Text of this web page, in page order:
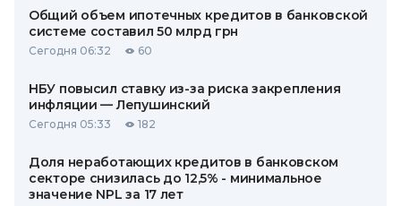
Общий объем ипотечных кредитов в банковской
системе составил 50 млрд грн
Сегодня 06:32 60
НБУ повысил ставку из-за риска закрепления
инфляции — Лепушинский
Сегодня 05:33 182
Доля неработающих кредитов в банковском
секторе снизилась до 12,5% - минимальное
значение NPL за 17 лет